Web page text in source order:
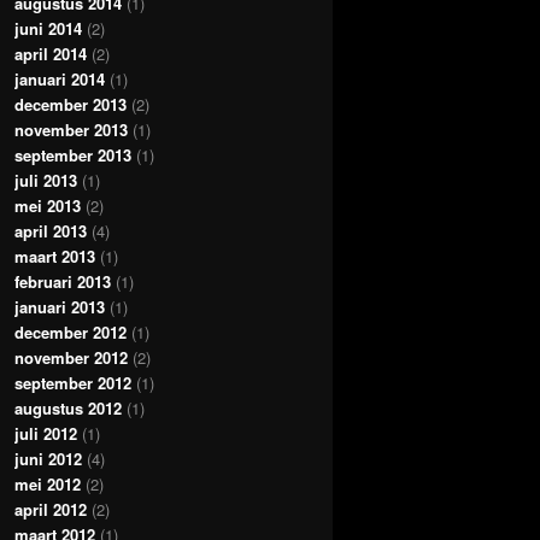
juni 2014 (2)
april 2014 (2)
januari 2014 (1)
december 2013 (2)
november 2013 (1)
september 2013 (1)
juli 2013 (1)
mei 2013 (2)
april 2013 (4)
maart 2013 (1)
februari 2013 (1)
januari 2013 (1)
december 2012 (1)
november 2012 (2)
september 2012 (1)
augustus 2012 (1)
juli 2012 (1)
juni 2012 (4)
mei 2012 (2)
april 2012 (2)
maart 2012 (1)